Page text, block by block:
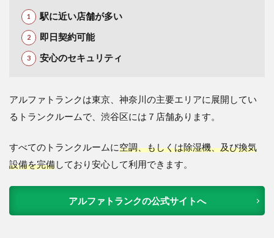
駅に近い店舗が多い
即日契約可能
安心のセキュリティ
アルファトランクは東京、神奈川の主要エリアに展開してい
るトランクルームで、渋谷区には７店舗あります。
すべてのトランクルームに空調、もしくは除湿機、及び換気
設備を完備しており安心して利用できます。
アルファトランクの公式サイトへ